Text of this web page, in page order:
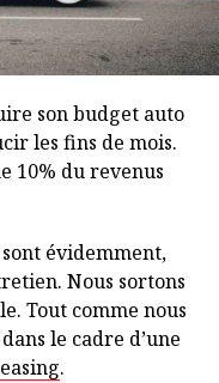
son budget auto
les fins de mois.
10% du revenus
évidemment,
Nous sortons
Tout comme nous
le cadre d’une
.